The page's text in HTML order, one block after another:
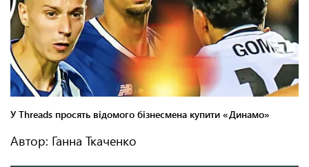
Автор: Ганна Ткаченко